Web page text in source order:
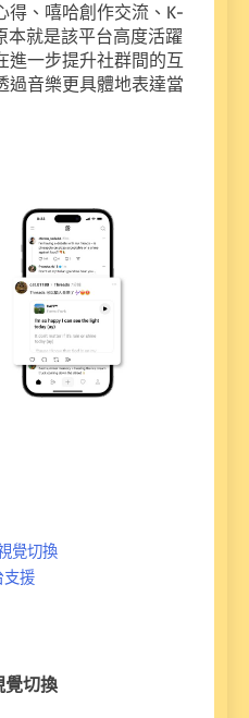
得、嘻哈創作交流、K-
本就是該平台高度活躍
進一步提升社群間的互
過音樂更具體地表達當
覺切換
支援
覺切換